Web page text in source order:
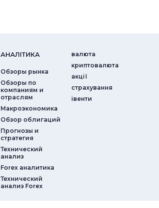
АНАЛIТИКА
Обзоры рынка
Обзоры по
компаниям и
отраслям
Макроэкономика
Обзор облигаций
Прогнозы и
стратегия
Технический
анализ
Forex аналитика
Технический
анализ Forex
валюта
криптовалюта
акції
страхування
iвенти